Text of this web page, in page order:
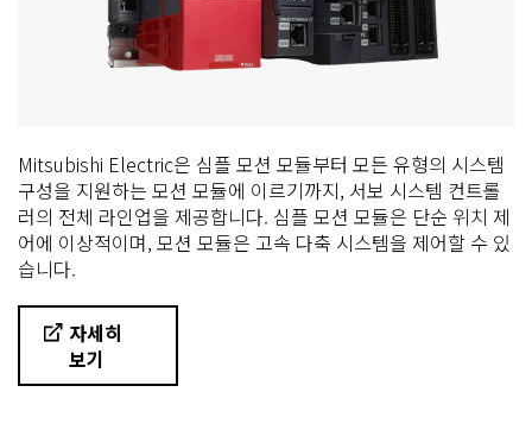
Mitsubishi Electric은 심플 모션 모듈부터 모든 유형의 시스템
구성을 지원하는 모션 모듈에 이르기까지, 서보 시스템 컨트롤
러의 전체 라인업을 제공합니다. 심플 모션 모듈은 단순 위치 제
어에 이상적이며, 모션 모듈은 고속 다축 시스템을 제어할 수 있
습니다.
자세히
보기